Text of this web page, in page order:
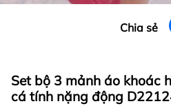
Chia sẻ
Set bộ 3 mảnh áo khoác
cá tính nặng động